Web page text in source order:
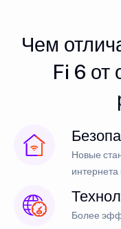
Чем
Fi 6 от
Новые
Более